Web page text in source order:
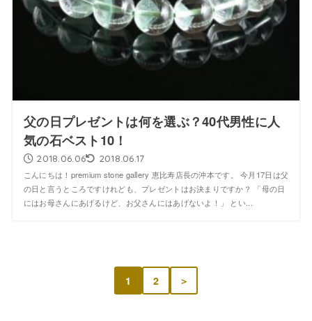
父の日プレゼントは何を選ぶ？40代男性に人
気の石ベスト10！
2018.06.06 2018.06.17
こんにちは！premium stone gallery 恵比寿店長の沖本です。 今月17日は父
の日と言うところですけれども、プレゼントはお決まりですか？ 「母の日
にはお母さんにあげるけど、お父さんにはあげないよ！」 とい...
1 2 ＞